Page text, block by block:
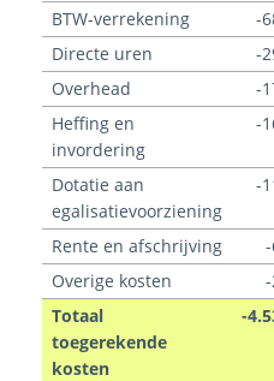
BTW-verrekening -
Directe uren
-
Overhead
-
Heffing en
invordering
-
Dotatie aan
egalisatievoorziening
-
Rente en afschrijving
Overige kosten
Totaal
toegerekende
kosten
-